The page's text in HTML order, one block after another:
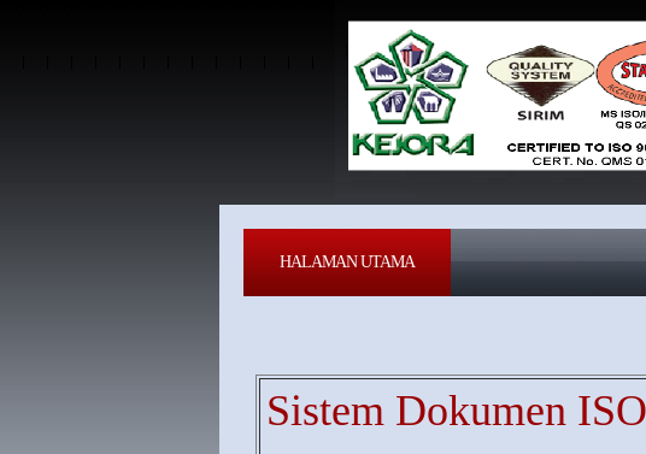
HALAMAN UTAMA
Sistem Dokumen ISO